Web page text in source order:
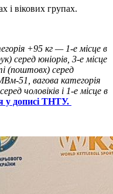
і вікових групах.
+95 кг — 1-е місце в
серед юніорів, 3-е місце
(поштовх) серед
51, вагова категорія
чоловіків і 1-е місце в
у дописі ТНТУ.